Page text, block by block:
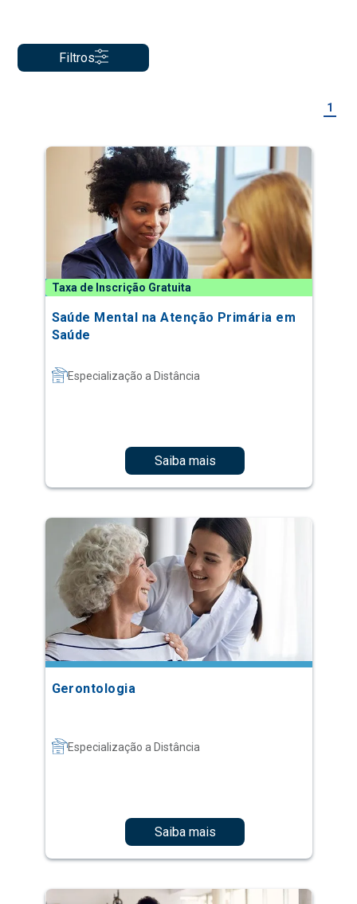
Filtros
1
Taxa de Inscrição Gratuita
Saúde Mental na Atenção Primária em
Saúde
Especialização a Distância
Saiba mais
Gerontologia
Especialização a Distância
Saiba mais